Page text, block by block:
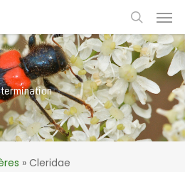
search
» Cleridae